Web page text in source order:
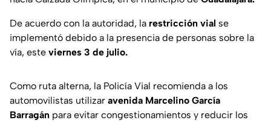
De acuerdo con la autoridad, la restricción vial se
implementó debido a la presencia de personas sobre la
vía, este viernes 3 de julio.
Como ruta alterna, la Policía Vial recomienda a los
automovilistas utilizar avenida Marcelino García
Barragán para evitar congestionamientos y reducir los